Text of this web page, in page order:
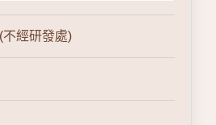
經研發處)